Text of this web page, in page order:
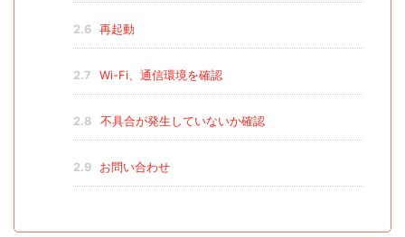
2.6 再起動
2.7 Wi-Fi、通信環境を確認
2.8 不具合が発生していないか確認
2.9 お問い合わせ